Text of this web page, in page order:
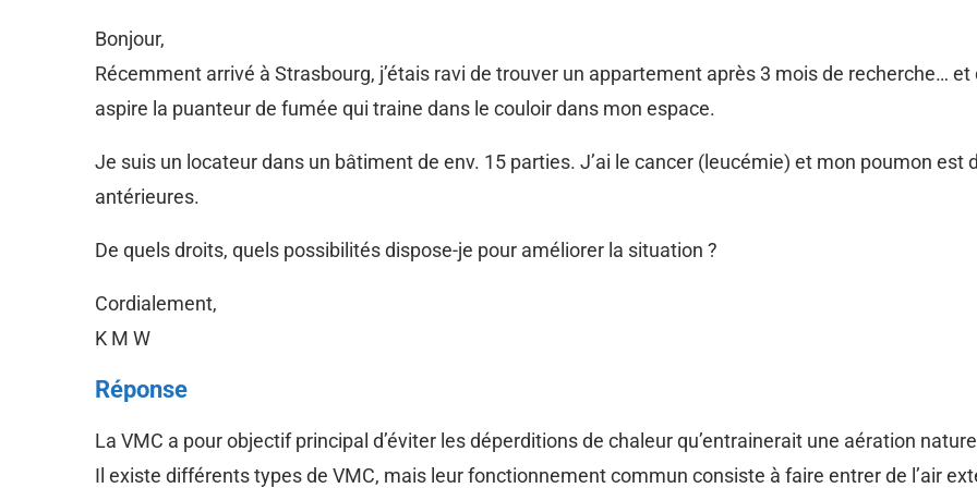
Bonjour,
Récemment arrivé à Strasbourg, j’étais ravi de trouver un appartement après 3 mois de recherche…
aspire la puanteur de fumée qui traine dans le couloir dans mon espace.
Je suis un locateur dans un bâtiment de env. 15 parties. J’ai le cancer (leucémie) et mon poumon est
antérieures.
De quels droits, quels possibilités dispose-je pour améliorer la situation ?
Cordialement,
K M W
Réponse
La VMC a pour objectif principal d’éviter les déperditions de chaleur qu’entrainerait une aération
Il existe différents types de VMC, mais leur fonctionnement commun consiste à faire entrer de l’air